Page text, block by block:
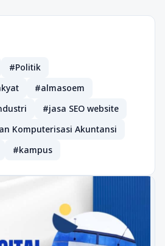
#Politik
#almasoem
#jasa SEO website
Komputerisasi Akuntansi
#kampus